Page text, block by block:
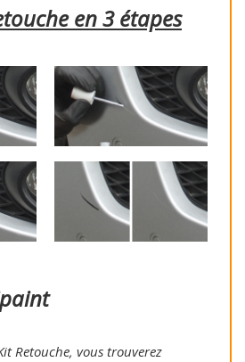
en 3 étapes
Retouche, vous trouverez